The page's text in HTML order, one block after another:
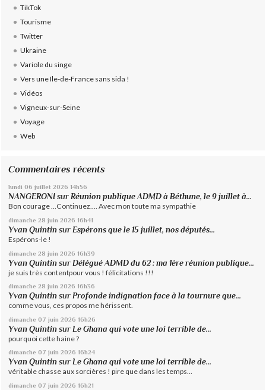
TikTok
Tourisme
Twitter
Ukraine
Variole du singe
Vers une Ile-de-France sans sida !
Vidéos
Vigneux-sur-Seine
Voyage
Web
Commentaires récents
lundi 06 juillet 2026 14h56
NANGERONI surRéunion publique ADMD à Béthune, le 9 juillet à...
Bon courage ...Continuez.... Avec mon toute ma sympathie
dimanche 28 juin 2026 16h41
Yvan Quintin surEspérons que le 15 juillet, nos députés...
Espérons-le !
dimanche 28 juin 2026 16h39
Yvan Quintin surDélégué ADMD du 62 : ma 1ère réunion publique...
je suis très contentpour vous ! félicitations !!!
dimanche 28 juin 2026 16h36
Yvan Quintin surProfonde indignation face à la tournure que...
comme vous, ces propos me hérissent.
dimanche 07 juin 2026 16h26
Yvan Quintin sur Le Ghana qui vote une loi terrible de...
pourquoi cette haine ?
dimanche 07 juin 2026 16h24
Yvan Quintin surLe Ghana qui vote une loi terrible de...
véritable chasse aux sorcières ! pire que dans les temps...
dimanche 07 juin 2026 16h21